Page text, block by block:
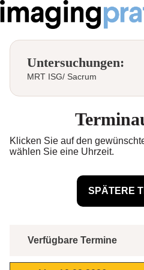
Untersuchungen:
MRT ISG/ Sacrum
Klicken Sie auf den
wählen Sie eine Uhrzeit.
Verfügbare Termine